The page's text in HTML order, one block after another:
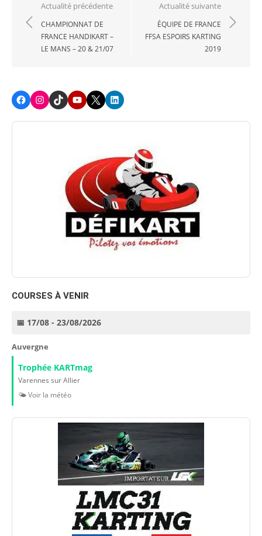
Navigation
de
l’article
Actualité précédente
CHAMPIONNAT DE
FRANCE HANDIKART –
LE MANS – 20 & 21/07
Actualité suivante
ÉQUIPE DE FRANCE
FFSA ESPOIRS KARTING
2019
FacebookInstagram
TikTokYoutube
X LinkedIn
COURSES À VENIR
📅 17/08 - 23/08/2026
Auvergne
Trophée KARTmag
Varennes sur Allier
🌤️ Voir la météo